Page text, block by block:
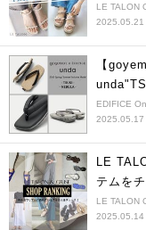
LE TALON
2025.05.21
【
EDIFICE
2025.05.17
LE
テムを
LE TALON
2025.05.14